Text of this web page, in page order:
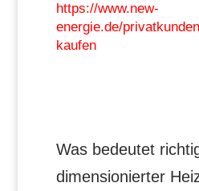
https://www.new-
energie.de/
kaufen
Was bedeutet
dimensionierter